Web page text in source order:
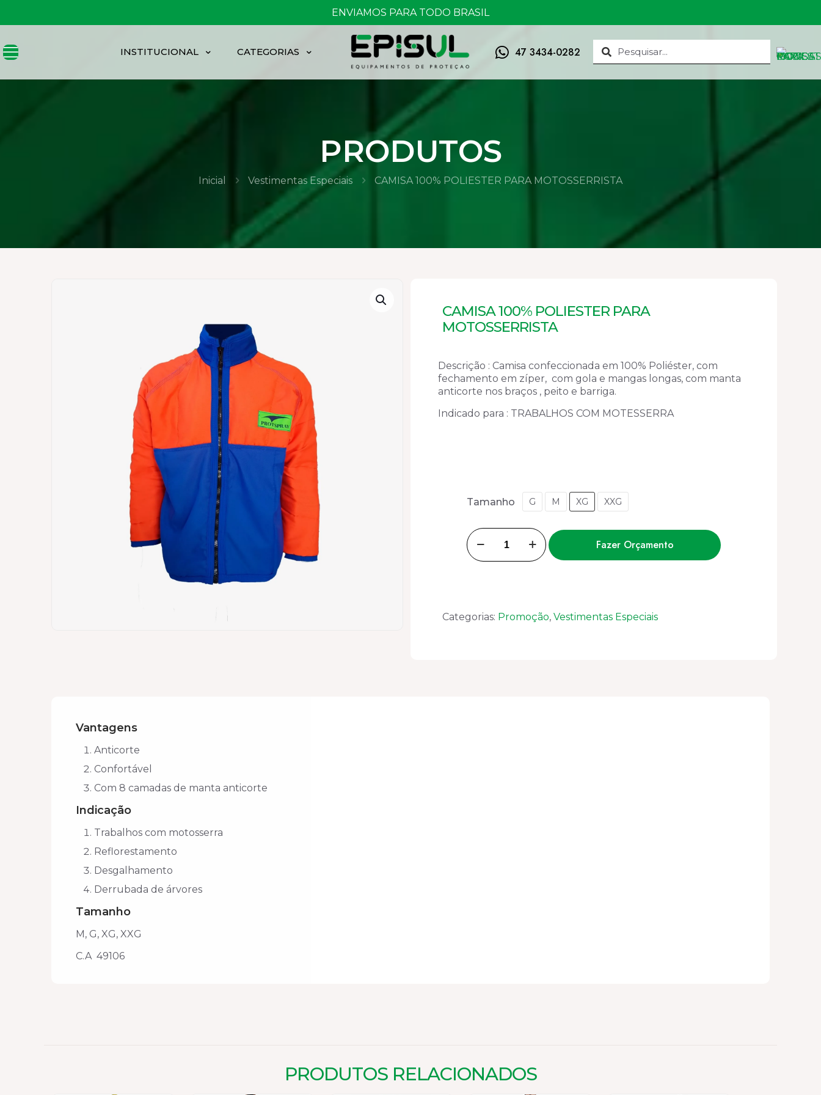
FRETE GRÁTIS ACIMA DE 150,00
INSTITUCIONAL CATEGORIAS 47 3434-0282
PRODUTOS
Inicial Vestimentas Especiais CAMISA 100% POLIESTER PARA MOTOSSERRISTA
CAMISA 100% POLIESTER PARA
MOTOSSERRISTA
Descrição : Camisa confeccionada em 100% Poliéster, com
fechamento em zíper, com gola e mangas longas, com manta
anticorte nos braços , peito e barriga.
Indicado para : TRABALHOS COM MOTESSERRA
Tamanho G M XG XXG
CAMISA
100%
POLIESTER
Fazer Orçamento
Categorias: Promoção, Vestimentas Especiais
Vantagens
Anticorte
Confortável
Com 8 camadas de manta anticorte
Indicação
Trabalhos com motosserra
Reflorestamento
Desgalhamento
Derrubada de árvores
Tamanho
M, G, XG, XXG
C.A 49106
PRODUTOS RELACIONADOS